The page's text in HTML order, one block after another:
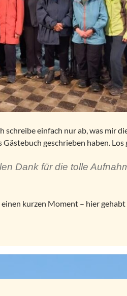
einfach nur ab, was mir
Gästebuch geschrieben haben. Los
Dank für die tolle
kurzen Moment – hier